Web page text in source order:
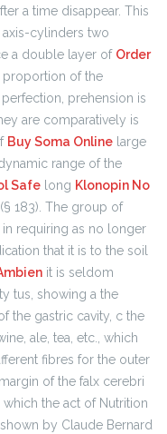
a time disappear. This
cylinders two
a double layer of Order
proportion of the
prehension is
are comparatively is
Buy Soma Online large
range of the
Safe long Klonopin No
183). The group of
requiring as no longer
that it is to the soil
it is seldom
tus, showing a the
the gastric cavity, c the
ale, tea, etc., which
fibres for the outer
of the falx cerebri
which the act of Nutrition
by Claude Bernard